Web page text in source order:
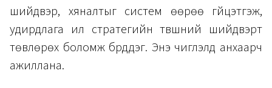
шийдвэр, хяналтыг систем өөрөө гүйцэтгэж,
удирдлага илүү стратегийн түвшний шийдвэрт
төвлөрөх боломж бүрддэг. Энэ чиглэлд анхаарч
ажиллана.